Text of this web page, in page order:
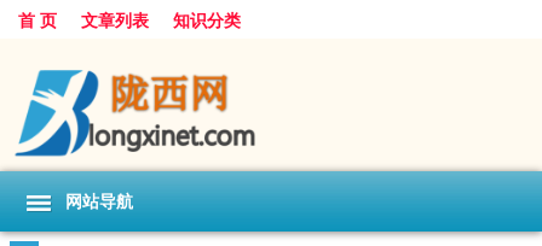
首 页 文章列表 知识分类
网站导航